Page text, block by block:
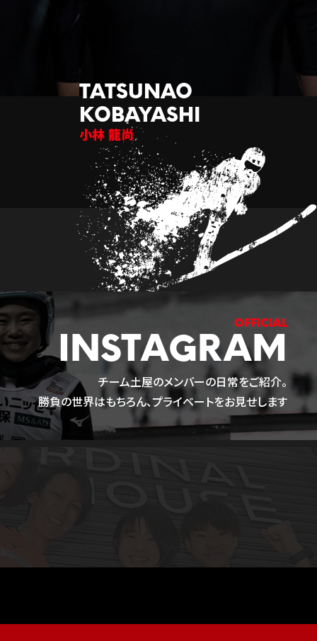
小林 龍尚
INSTAGRAM
チーム土屋のメンバーの日常をご紹介。
勝負の世界はもちろん、プライベートをお見せします